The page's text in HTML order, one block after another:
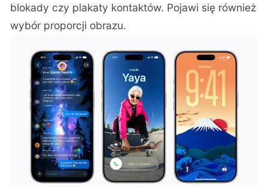
blokady czy plakaty kontaktów. Pojawi się również
wybór proporcji obrazu.